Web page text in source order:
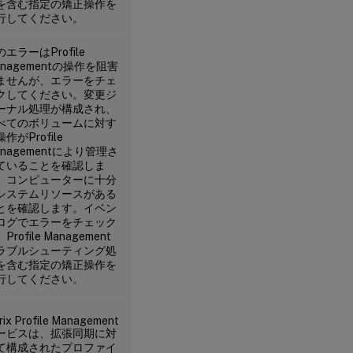
含む指定の矯正操作を
してください。
エラーはProfile
の操作を阻害
せんが、エラーをチェ
してください。変更ジ
ナル処理が構成され、
てのボリュームに対す
作がProfile
により管理さ
いることを確認しま
コンピューターに十分
ステムリソースがある
を確認します。イベン
グでエラーをチェック
Profile Management
ブルシューティング処
含む指定の矯正操作を
してください。
Profile Management
ビスは、拡張同期に対
構成されたプロファイ